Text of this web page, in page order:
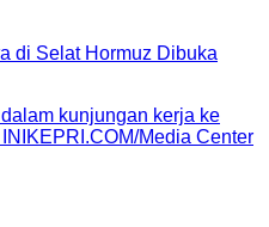
di Selat Hormuz Dibuka